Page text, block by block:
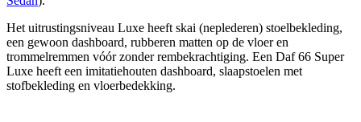
Het uitrustingsniveau Luxe heeft skai (neplederen) stoelbekleding,
een gewoon dashboard, rubberen matten op de vloer en
trommelremmen vóór zonder rembekrachtiging. Een Daf 66 Super
Luxe heeft een imitatiehouten dashboard, slaapstoelen met
stofbekleding en vloerbedekking.